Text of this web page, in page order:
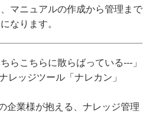
マニュアルの作成から管理まで
なります。
らこちらに散らばっている---」
レッジツール「ナレカン」
企業様が抱える、ナレッジ管理